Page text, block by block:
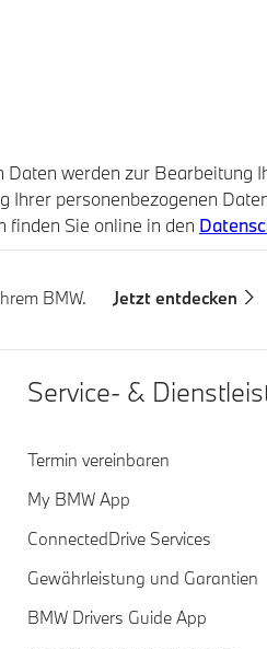
Daten werden zur
personenbezogenen
Sie online in den